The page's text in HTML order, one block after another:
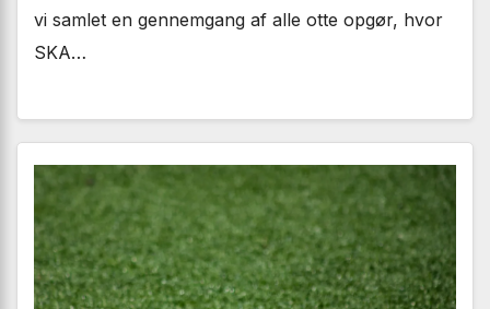
vi samlet en gennemgang af alle otte opgør, hvor
SKA…